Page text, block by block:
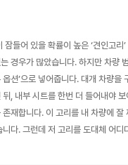
잠들어 있을 확률이 높은 ‘견인고
경우가 많았습니다. 하지만 차량
션’으로 넣어줍니다. 대개 차량
, 내부 시트를 한번 더 들어내야
재합니다. 이 고리를 내 차량에
다. 그런데 저 고리를 도대체 어